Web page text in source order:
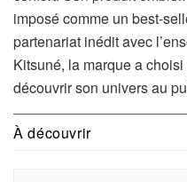
imposé comme un best-
partenariat inédit avec
Kitsuné, la marque a
découvrir son univers au
À découvrir